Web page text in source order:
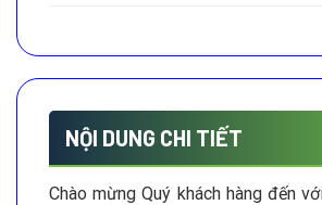
NỘI DUNG CHI TIẾT
Chào mừng Quý khách hàng đến